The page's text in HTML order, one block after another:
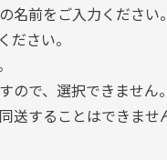
名前をご入力ください。
さい。
ので、選択できません。
送することはできま